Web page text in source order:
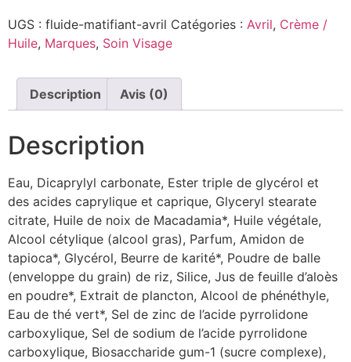
UGS : fluide-matifiant-avril Catégories : Avril, Crème /
Huile, Marques, Soin Visage
Description Avis (0)
Description
Eau, Dicaprylyl carbonate, Ester triple de glycérol et
des acides caprylique et caprique, Glyceryl stearate
citrate, Huile de noix de Macadamia*, Huile végétale,
Alcool cétylique (alcool gras), Parfum, Amidon de
tapioca*, Glycérol, Beurre de karité*, Poudre de balle
(enveloppe du grain) de riz, Silice, Jus de feuille d’aloès
en poudre*, Extrait de plancton, Alcool de phénéthyle,
Eau de thé vert*, Sel de zinc de l’acide pyrrolidone
carboxylique, Sel de sodium de l’acide pyrrolidone
carboxylique, Biosaccharide gum-1 (sucre complexe),